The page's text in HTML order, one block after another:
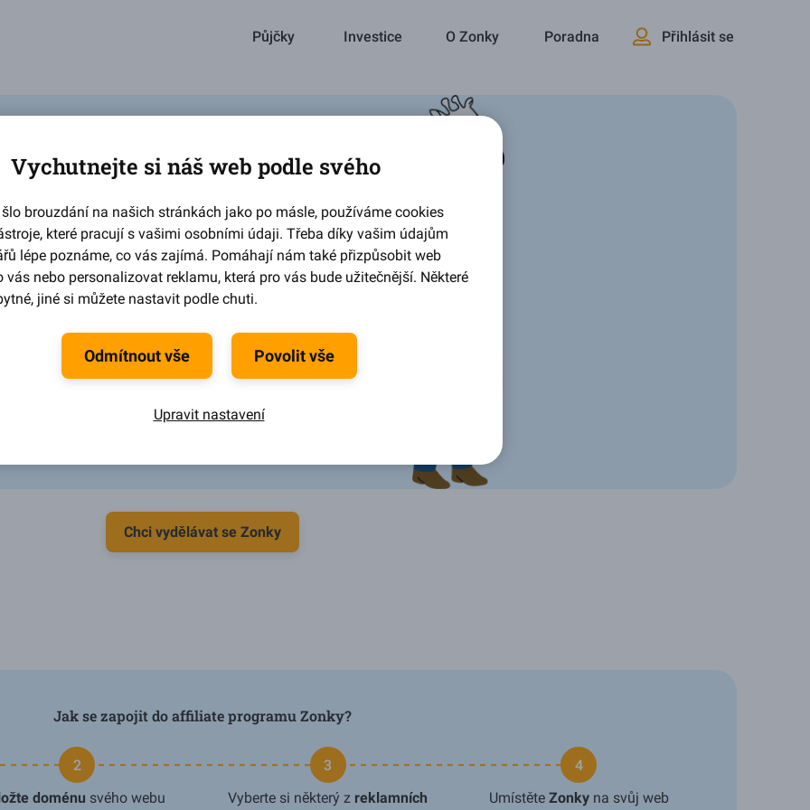
Půjčky Investice O Zonky Poradna Přihlásit se
Díky Zonky vám mohou
měnit finanční trh
jeden z mnoha našich
za každé doporučení
Chci vydělávat se Zonky
Jak se zapojit do affiliate programu Zonky?
2
doménu svého webu
3
Vyberte si některý z reklamních
4
Umístěte Zonkyna svůj web
Vychutnejte si náš web podle svého
brouzdání na našich stránkách jako po másle, používáme cookies
které pracují s vašimi osobními údaji. Třeba díky vašim údajům
lépe poznáme, co vás zajímá. Pomáhají nám také přizpůsobit web
vás nebo personalizovat reklamu, která pro vás bude užitečnější. Některé
jiné si můžete nastavit podle chuti.
Upravit nastavení
Odmítnout vše Povolit vše